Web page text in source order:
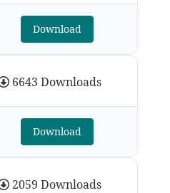
2059 Downloads
6643 Downloads
Download
Download